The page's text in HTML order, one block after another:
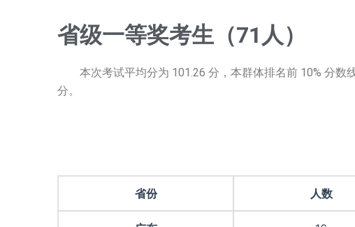
省级一等奖考生（71人）
本次考试平均分为 101.26 分，本群体排名前 10% 分数
分。
省份 人数